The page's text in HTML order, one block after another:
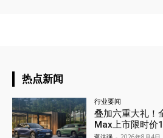
热点新闻
行业要闻
叠加六重大礼！
Max上市限时价